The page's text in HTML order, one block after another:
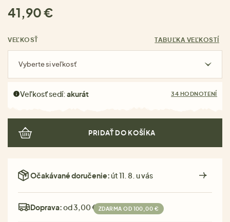
41,90 €
VEĽKOSŤ TABUĽKA VEĽKOSTÍ
Vyberte si veľkosť
Veľkosť sedí:akurát 34 HODNOTENÍ
PRIDAŤ DO KOŠÍKA
Očakávané doručenie:út 11. 8. u vás
Doprava:od 3,00 € ZDARMA OD 100,00 €